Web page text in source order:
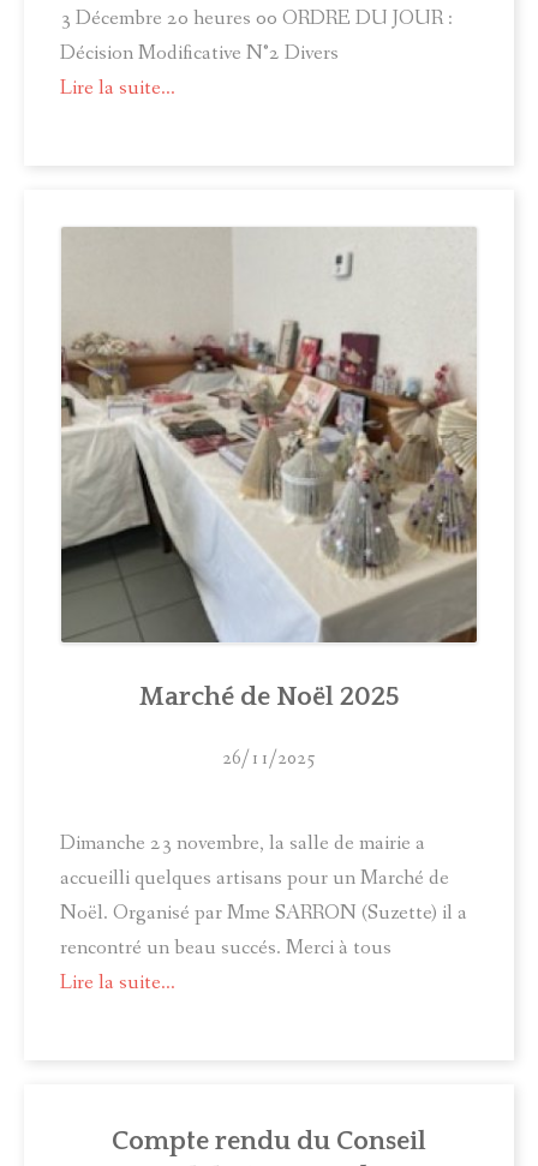
3 Décembre 20 heures 00 ORDRE DU JOUR :
Décision Modificative N°2 Divers
Lire la suite...
Marché de Noël 2025
26/11/2025
Dimanche 23 novembre, la salle de mairie a
accueilli quelques artisans pour un Marché de
Noël. Organisé par Mme SARRON (Suzette) il a
rencontré un beau succés. Merci à tous
Lire la suite...
Compte rendu du Conseil